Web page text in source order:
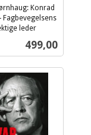
Konrad
Fagbevegelsens
leder
Pris
499,00